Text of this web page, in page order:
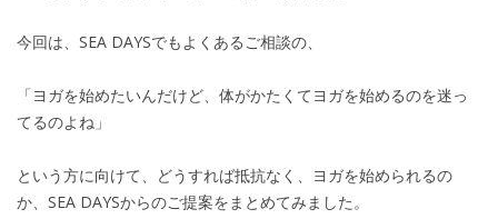
今回は、SEA DAYSでもよくあるご相談の、
「ヨガを始めたいんだけど、体がかたくてヨガを始めるのを迷っ
てるのよね」
という方に向けて、どうすれば抵抗なく、ヨガを始められるの
か、SEA DAYSからのご提案をまとめてみました。